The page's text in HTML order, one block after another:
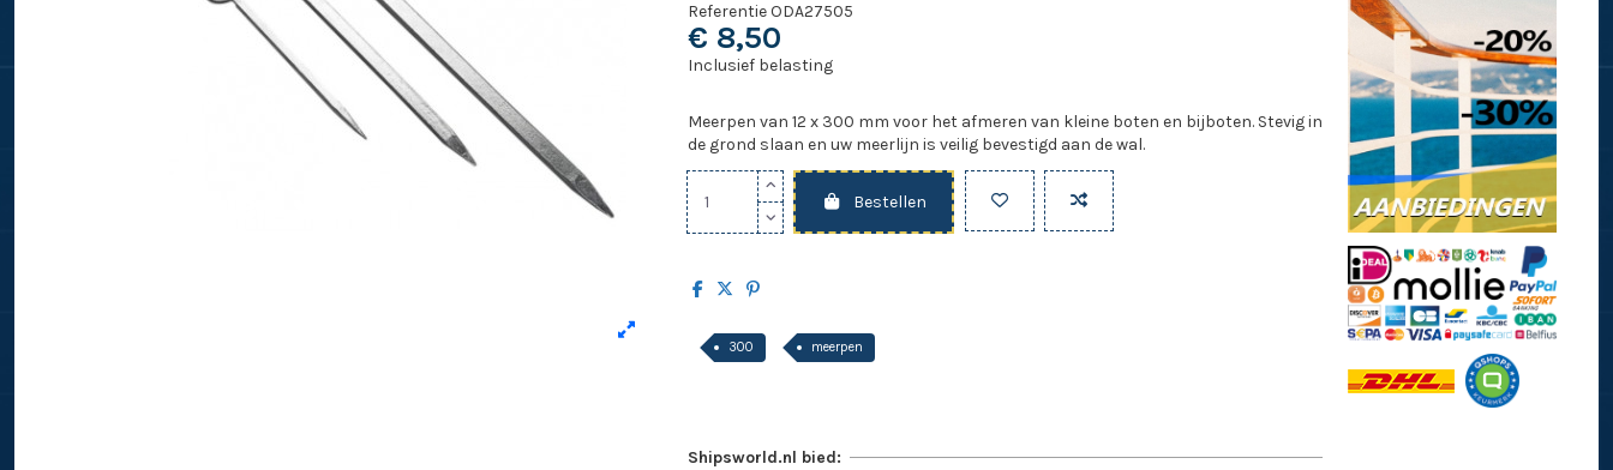
Referentie ODA27505
€ 8,50
Inclusief belasting
Meerpen van 12 x 300 mm voor het afmeren van kleine boten en bijboten. Stevig in
de grond slaan en uw meerlijn is veilig bevestigd aan de wal.
Bestellen
300 meerpen
Shipsworld.nl bied: